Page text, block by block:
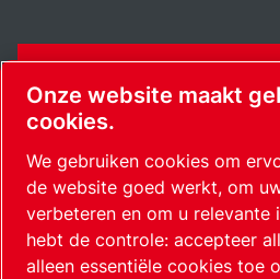
Onze website maakt
cookies.
We gebruiken cookies om
de website goed werkt, om
verbeteren en om u relevante
hebt de controle: accepteer
alleen essentiële cookies toe